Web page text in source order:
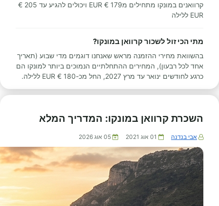
קרוואנים במונקו מתחילים מ179 € EUR ויכולים להגיע עד 205 €
EUR ללילה
מתי הכי זול לשכור קרוואן במונקו?
בהשוואת מחירי ההזמנה מראש שאנחנו דוגמים מדי שבוע (תאריך
אחד לכל רבעון), המחירים ההתחלתיים הנמוכים ביותר למונקו הם
כרגע לחודשים ינואר עד מרץ 2027, החל מכ-180 € EUR ללילה.
השכרת קרוואן במונקו: המדריך המלא
אבי בנדנה 01 אוג 2021 05 אוג 2026